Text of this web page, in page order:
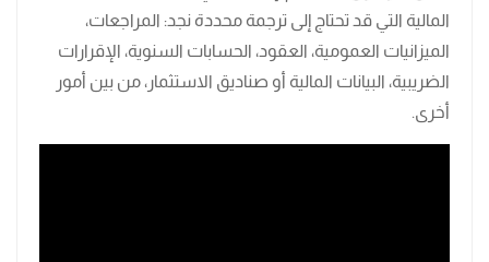
المالية التي قد تحتاج إلى ترجمة محددة نجد: المراجعات،
الميزانيات العمومية، العقود، الحسابات السنوية، الإقرارات
الضريبية، البيانات المالية أو صناديق الاستثمار، من بين أمور
أخرى.